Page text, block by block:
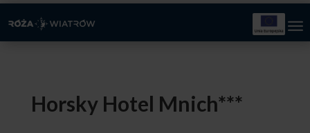
Horsky Hotel Mnich***